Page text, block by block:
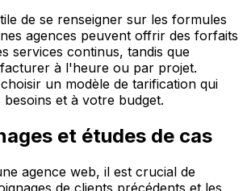
de se renseigner sur les formules
agences peuvent offrir des forfaits
services continus, tandis que
à l'heure ou par projet.
un modèle de tarification qui
et à votre budget.
et études de cas
agence web, il est crucial de
de clients précédents et les